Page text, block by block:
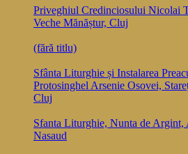
Priveghiul Credinciosului Nicolai
Veche Mănăștur, Cluj
(fără titlu)
Sfânta Liturghie și Instalarea
Protosinghel Arsenie Osovei,
Cluj
Sfanta Liturghie, Nunta de Argint,
Nasaud